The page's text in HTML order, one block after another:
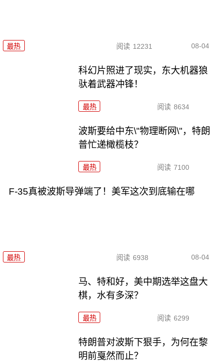
最热 阅读 12231 08-04
科幻片照进了现实，东大机器狼
驮着武器冲锋！
最热 阅读 8634
波斯要给中东\"物理断网\"，特朗
普忙递橄榄枝？
最热 阅读 7100
F-35真被波斯导弹端了！美军这次到底输在哪
最热 阅读 6938 08-04
马、特和好，美中期选举这盘大
棋，水有多深？
最热 阅读 6299
特朗普对波斯下狠手，为何在黎
明前戛然而止？